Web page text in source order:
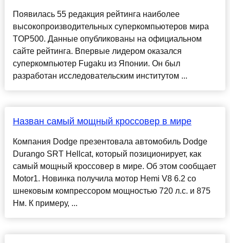
Появилась 55 редакция рейтинга наиболее
высокопроизводительных суперкомпьютеров мира
TOP500. Данные опубликованы на официальном
сайте рейтинга. Впервые лидером оказался
суперкомпьютер Fugaku из Японии. Он был
разработан исследовательским институтом ...
Назван самый мощный кроссовер в мире
Компания Dodge презентовала автомобиль Dodge
Durango SRT Hellcat, который позиционирует, как
самый мощный кроссовер в мире. Об этом сообщает
Motor1. Новинка получила мотор Hemi V8 6.2 со
шнековым компрессором мощностью 720 л.с. и 875
Нм. К примеру, ...